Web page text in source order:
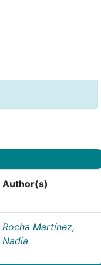
Author(s)
Rocha Martínez,
Nadia